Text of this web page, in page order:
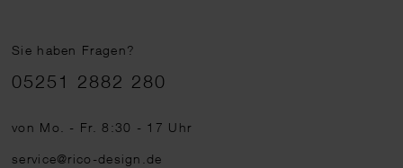
Sie haben Fragen?
Telefonnummer
05251 2882 280
von Mo. - Fr. 8:30 - 17 Uhr
service@rico-design.de